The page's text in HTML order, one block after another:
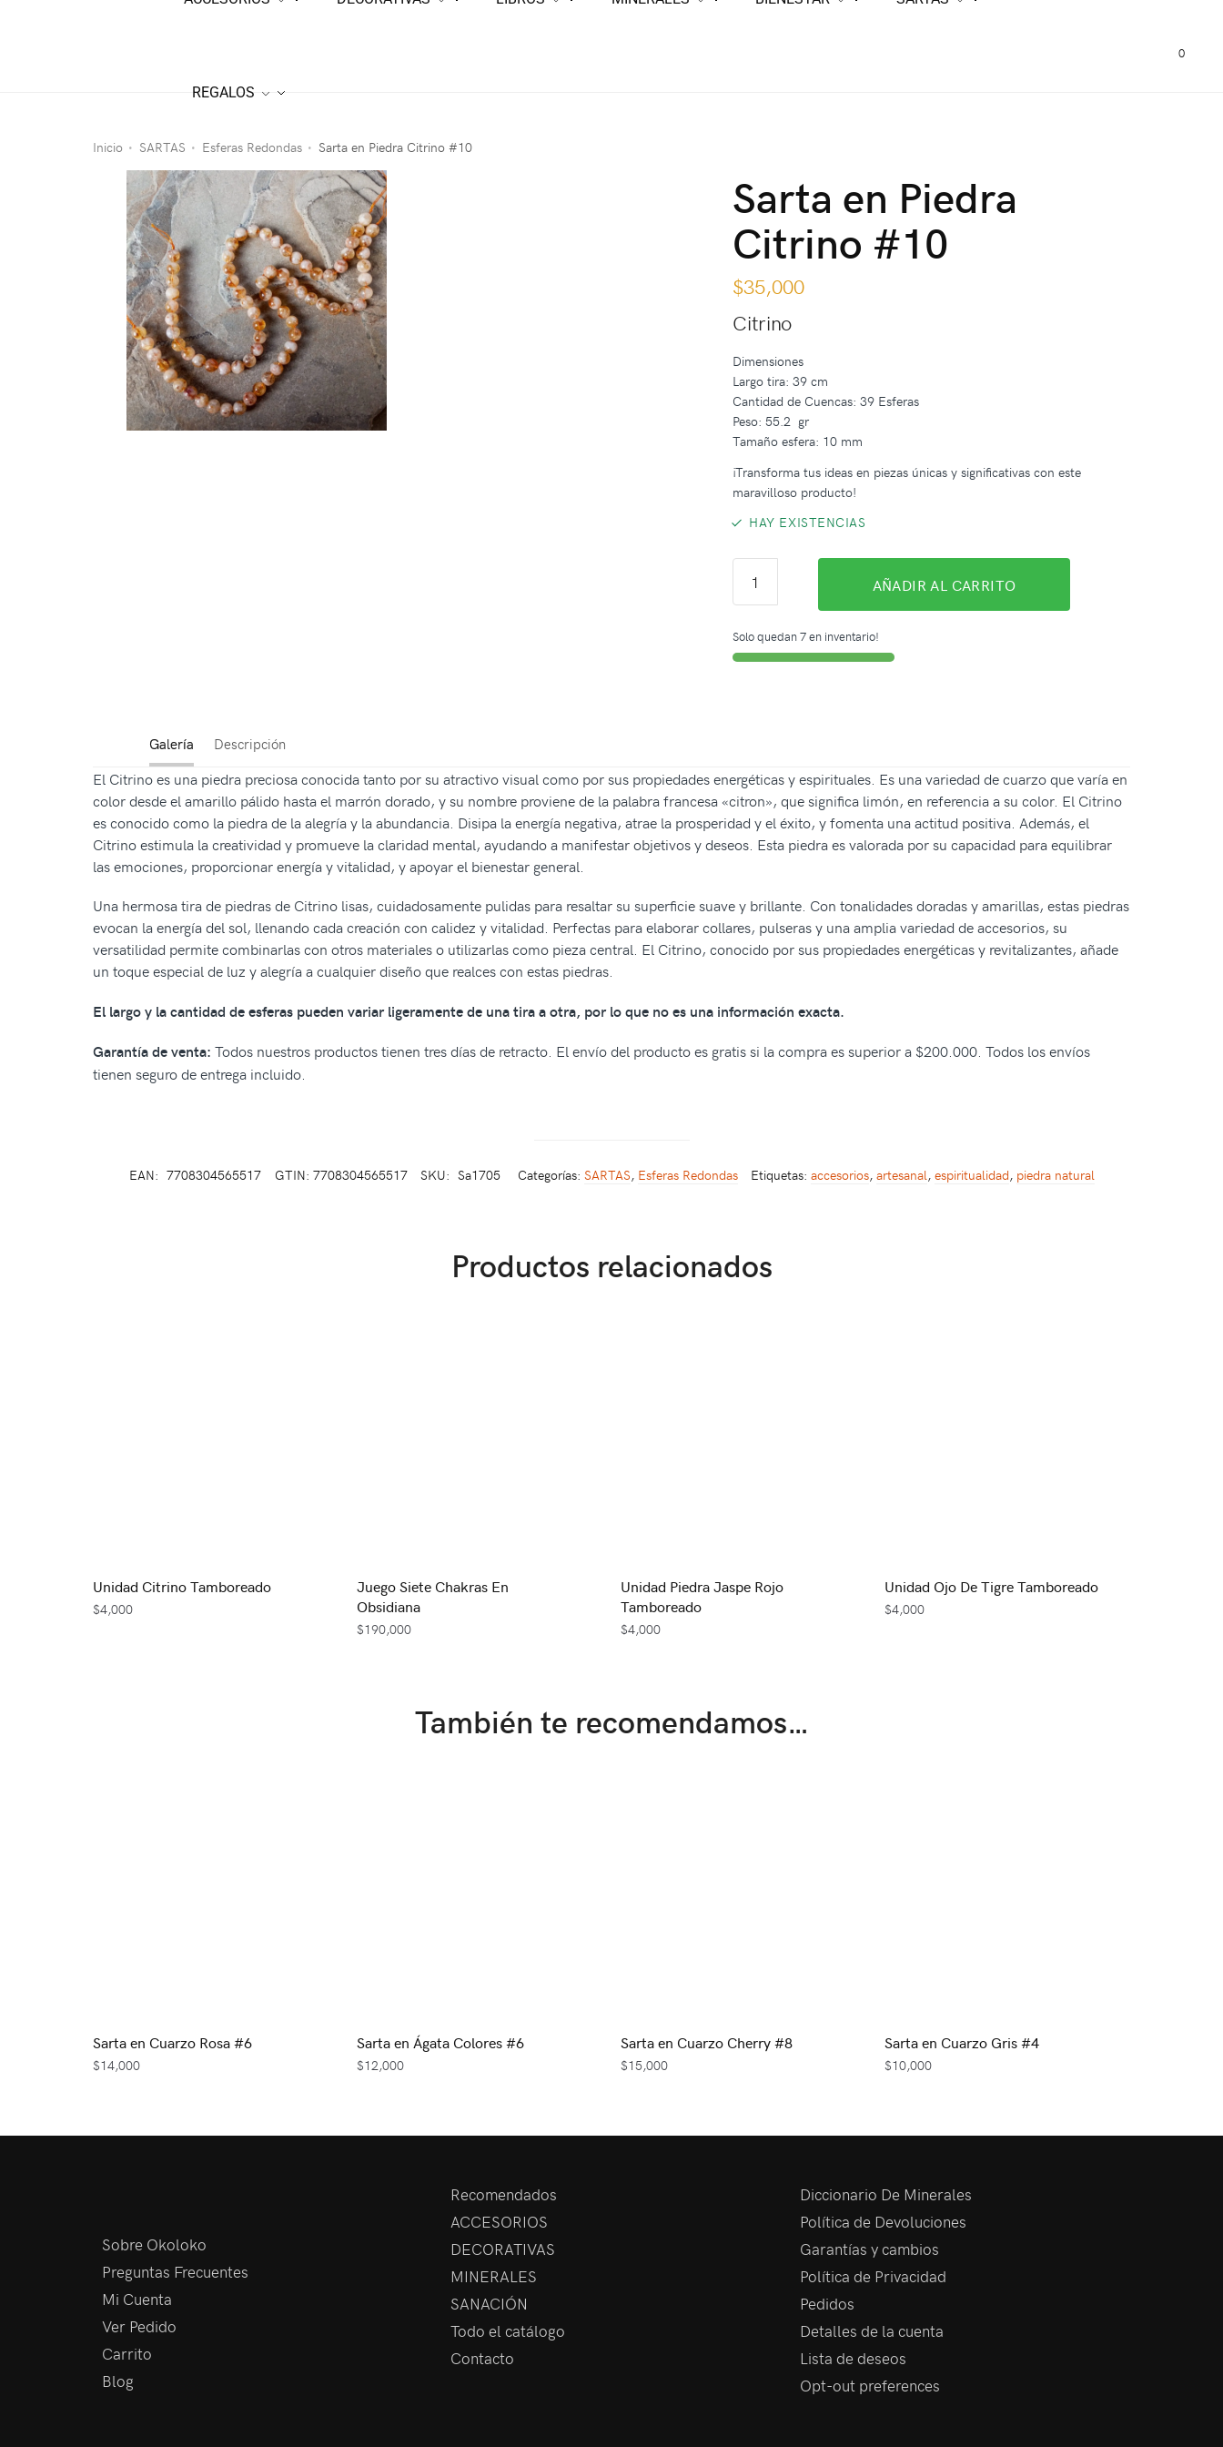
REGALOS
0
Inicio • SARTAS • Esferas Redondas • Sarta en Piedra Citrino #10
Sarta en Piedra
Citrino #10
$35,000
Citrino
Dimensiones
Largo tira: 39 cm
Cantidad de Cuencas: 39 Esferas
Peso: 55.2 gr
Tamaño esfera: 10 mm
¡Transforma tus ideas en piezas únicas y significativas con este
maravilloso producto!
HAY EXISTENCIAS
AÑADIR AL CARRITO
Solo quedan 7 en inventario!
Galería Descripción
El Citrino es una piedra preciosa conocida tanto por su atractivo visual como por sus propiedades energéticas y espirituales. Es una variedad de cuarzo que varía en
color desde el amarillo pálido hasta el marrón dorado, y su nombre proviene de la palabra francesa «citron», que significa limón, en referencia a su color. El Citrino
es conocido como la piedra de la alegría y la abundancia. Disipa la energía negativa, atrae la prosperidad y el éxito, y fomenta una actitud positiva. Además, el
Citrino estimula la creatividad y promueve la claridad mental, ayudando a manifestar objetivos y deseos. Esta piedra es valorada por su capacidad para equilibrar
las emociones, proporcionar energía y vitalidad, y apoyar el bienestar general.
Una hermosa tira de piedras de Citrino lisas, cuidadosamente pulidas para resaltar su superficie suave y brillante. Con tonalidades doradas y amarillas, estas piedras
evocan la energía del sol, llenando cada creación con calidez y vitalidad. Perfectas para elaborar collares, pulseras y una amplia variedad de accesorios, su
versatilidad permite combinarlas con otros materiales o utilizarlas como pieza central. El Citrino, conocido por sus propiedades energéticas y revitalizantes, añade
un toque especial de luz y alegría a cualquier diseño que realces con estas piedras.
El largo y la cantidad de esferas pueden variar ligeramente de una tira a otra, por lo que no es una información exacta.
Garantía de venta: Todos nuestros productos tienen tres días de retracto. El envío del producto es gratis si la compra es superior a $200.000. Todos los envíos
tienen seguro de entrega incluido.
EAN: 7708304565517 GTIN: 7708304565517 SKU: Sa1705 Categorías: SARTAS, Esferas Redondas Etiquetas: accesorios, artesanal, espiritualidad, piedra natural
Productos relacionados
Unidad Citrino Tamboreado
$4,000
Juego Siete Chakras En
Obsidiana
$190,000
Unidad Piedra Jaspe Rojo
Tamboreado
$4,000
Unidad Ojo De Tigre Tamboreado
$4,000
También te recomendamos…
Sarta en Cuarzo Rosa #6
$14,000
Sarta en Ágata Colores #6
$12,000
Sarta en Cuarzo Cherry #8
$15,000
Sarta en Cuarzo Gris #4
$10,000
Sobre Okoloko
Preguntas Frecuentes
Mi Cuenta
Ver Pedido
Carrito
Blog
Recomendados
ACCESORIOS
DECORATIVAS
MINERALES
SANACIÓN
Todo el catálogo
Contacto
Diccionario De Minerales
Política de Devoluciones
Garantías y cambios
Política de Privacidad
Pedidos
Detalles de la cuenta
Lista de deseos
Opt-out preferences